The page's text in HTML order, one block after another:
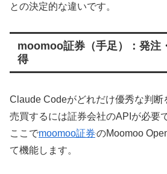
との決定的な違いです。
moomoo証券（手足）：発注
得
Claude Codeがどれだけ優秀な判断
売買するには証券会社のAPIが必要
ここでmoomoo証券のMoomoo
て機能します。